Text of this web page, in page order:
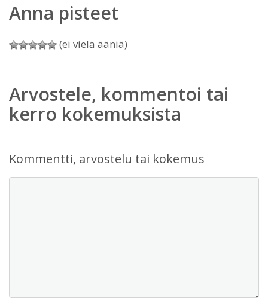
Anna pisteet
(ei vielä ääniä)
Arvostele, kommentoi tai
kerro kokemuksista
Kommentti, arvostelu tai kokemus